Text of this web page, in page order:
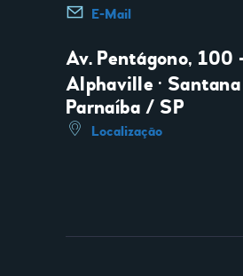
E-Mail
Av. Pentágono, 100
Alphaville •
Parnaíba / SP
Localização